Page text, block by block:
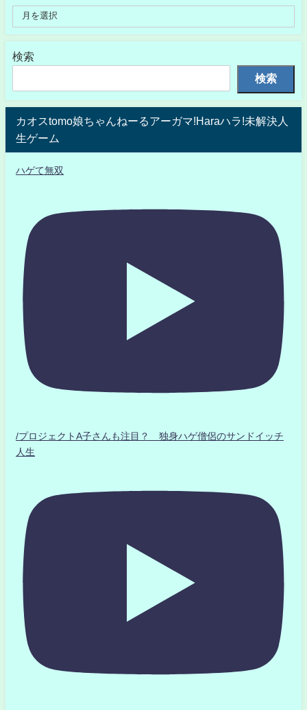
検索
検索
カオスtomo娘ちゃんねーるアーガマ!Haraハラ!未解決人
生ゲーム
ハゲて無双
/プロジェクトA子さんも注目？ 独身ハゲ僧侶のサンドイッチ
人生